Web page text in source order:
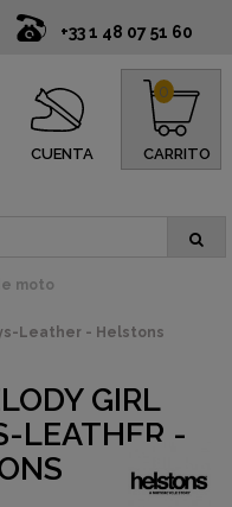
+33 1 48 07 51 60
CUENTA CARRITO
0
moto
Leather - Helstons
GIRL
LEATHER -